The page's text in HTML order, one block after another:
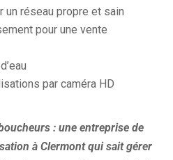
un réseau propre et sain
pour une vente
par caméra HD
: une entreprise de
à Clermont qui sait gérer